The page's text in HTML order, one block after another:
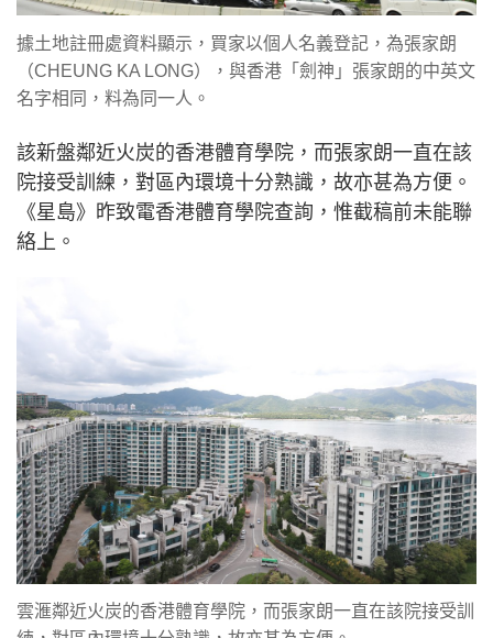
據土地註冊處資料顯示，買家以個人名義登記，為張家朗
（CHEUNG KA LONG），與香港「劍神」張家朗的中英文
名字相同，料為同一人。
該新盤鄰近火炭的香港體育學院，而張家朗一直在該
院接受訓練，對區內環境十分熟識，故亦甚為方便。
《星島》昨致電香港體育學院查詢，惟截稿前未能聯
絡上。
雲滙鄰近火炭的香港體育學院，而張家朗一直在該院接受訓